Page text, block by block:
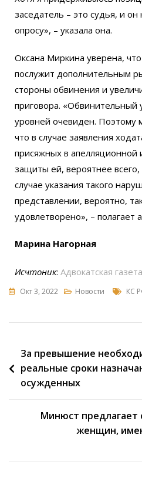
заседатель – это судья, и
опросу», – указала она.
Оксана Миркина уверена,
послужит дополнительным
стороны обвинения и
приговора. «Обвинительный
уровней очевиден. Поэтому
что в случае заявления
присяжных в апелляционной
защиты ей, вероятнее всего,
случае указания такого
представлении, вероятно,
удовлетворено», – полагает
Марина Нагорная
Исчтоник: Адвокатская газета
Окт 3, 2022 Новости КС
За превышение
реальные сроки
осужденных
Минюст
женщин,